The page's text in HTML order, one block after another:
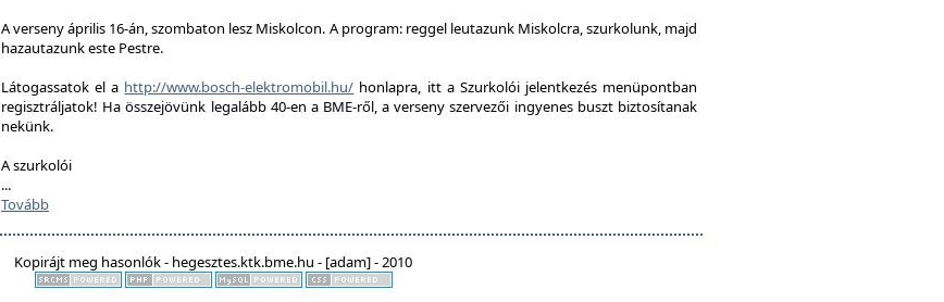
A verseny április 16-án, szombaton lesz Miskolcon. A program: reggel leutazunk Miskolcra, szurkolunk, majd
hazautazunk este Pestre.
Látogassatok el a http://www.bosch-elektromobil.hu/ honlapra, itt a Szurkolói jelentkezés menüpontban
regisztráljatok! Ha összejövünk legalább 40-en a BME-ről, a verseny szervezői ingyenes buszt biztosítanak
nekünk.
A szurkolói
...
Tovább
Kopirájt meg hasonlók - hegesztes.ktk.bme.hu - [adam] - 2010